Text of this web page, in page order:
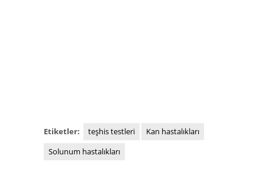
Etiketler: teşhis testleri
Kan hastalıkları
Solunum hastalıkları